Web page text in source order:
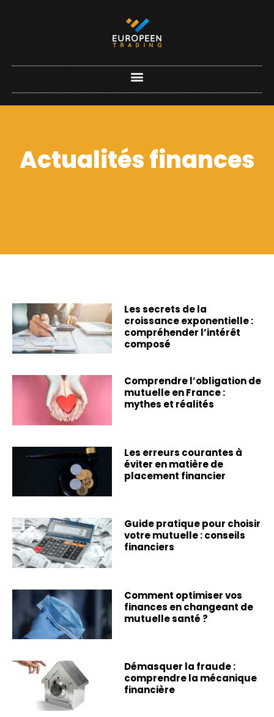
Actualités finances
Les secrets de la
croissance exponentielle :
compréhender l’intérêt
composé
Comprendre l’obligation de
mutuelle en France :
mythes et réalités
Les erreurs courantes à
éviter en matière de
placement financier
Guide pratique pour choisir
votre mutuelle : conseils
financiers
Comment optimiser vos
finances en changeant de
mutuelle santé ?
Démasquer la fraude :
comprendre la mécanique
financière